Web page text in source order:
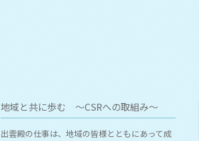
地域と共に歩む ～CSRへの取組み～
出雲殿の仕事は、地域の皆様とともにあって成